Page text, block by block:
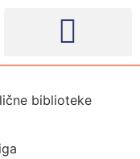
biblioteke